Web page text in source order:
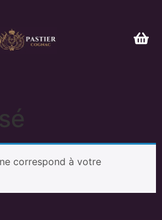
correspond à votre